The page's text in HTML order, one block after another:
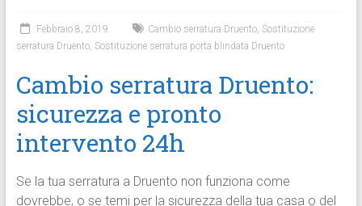
Febbraio 8, 2019 Cambio serratura Druento, Sostituzione
serratura Druento, Sostituzione serratura porta blindata Druento
Cambio serratura Druento:
sicurezza e pronto
intervento 24h
Se la tua serratura a Druento non funziona come
dovrebbe, o se temi per la sicurezza della tua casa o del